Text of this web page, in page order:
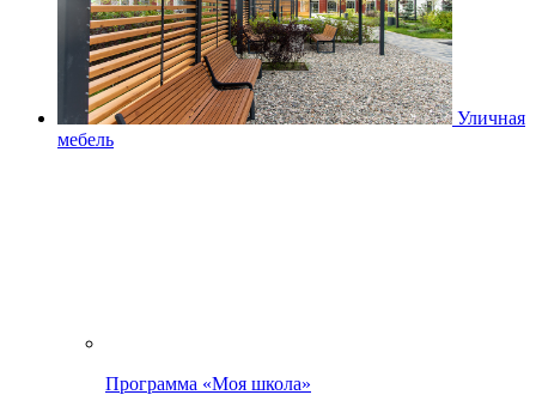
Уличная
мебель
Программа «Моя школа»